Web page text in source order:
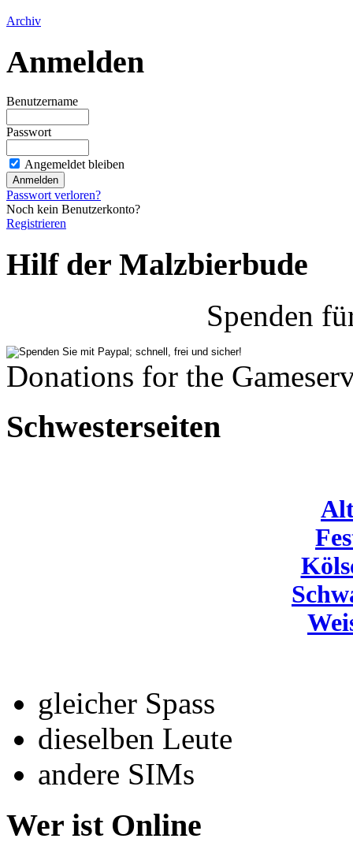
Archiv
Anmelden
Benutzername
Passwort
Angemeldet bleiben
Passwort verloren?
Noch kein Benutzerkonto?
Registrieren
Hilf der Malzbierbude
Spenden
Donations for the
Schwesterseiten
gleicher Spass
dieselben Leute
andere SIMs
Wer ist Online